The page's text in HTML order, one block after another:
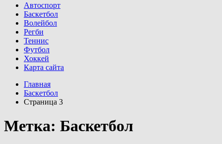
Автоспорт
Баскетбол
Волейбол
Регби
Теннис
Футбол
Хоккей
Карта сайта
Главная
Баскетбол
Страница 3
Метка: Баскетбол